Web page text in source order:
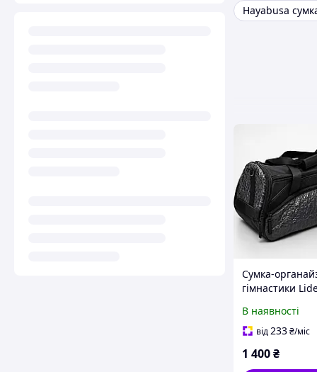
Сумка-
гімнастики
В наявності
від 233₴/міс
1 400₴